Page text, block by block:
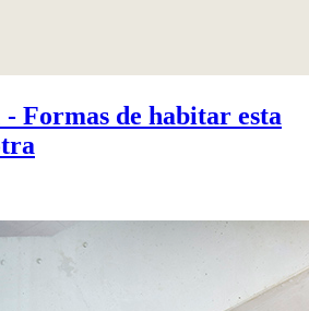
- Formas de habitar esta